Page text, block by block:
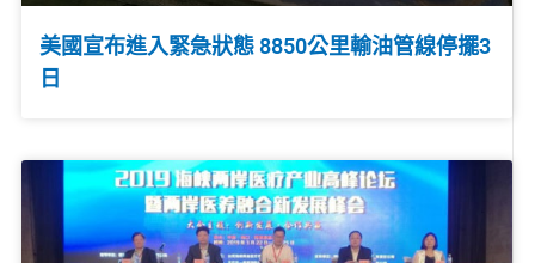
美國宣布進入緊急狀態 8850公里輸油管線停擺3
日